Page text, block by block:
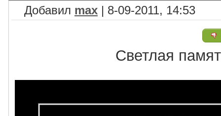
Добавил max | 8-09-2011, 14:53
Светлая